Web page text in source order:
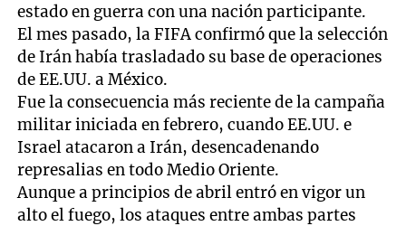
estado en guerra con una nación participante.
El mes pasado, la FIFA confirmó que la selección
de Irán había trasladado su base de operaciones
de EE.UU. a México.
Fue la consecuencia más reciente de la campaña
militar iniciada en febrero, cuando EE.UU. e
Israel atacaron a Irán, desencadenando
represalias en todo Medio Oriente.
Aunque a principios de abril entró en vigor un
alto el fuego, los ataques entre ambas partes